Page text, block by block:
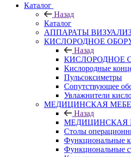
Каталог
Назад
Каталог
АППАРАТЫ
КИСЛОРОДНОЕ
Назад
КИСЛОРОДНОЕ
Кислородные
Пульсоксиметры
Сопутствующее
Увлажнители
МЕДИЦИНСКАЯ
Назад
МЕДИЦИНСКАЯ
Столы
Функциональные
Функциональные